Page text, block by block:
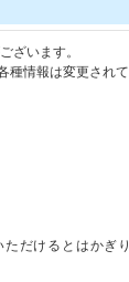
ざいます。
情報は変更されて
だけるとはかぎ